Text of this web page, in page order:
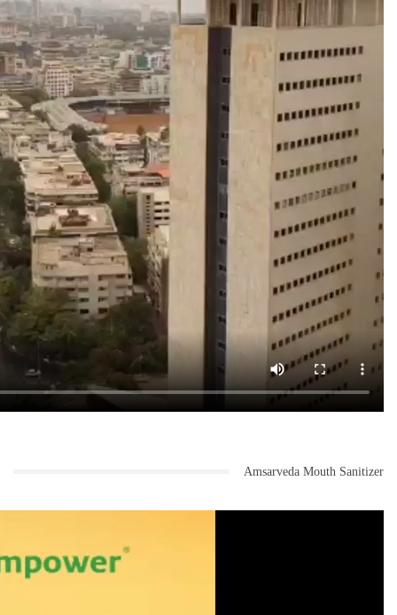
Amsarveda Mouth Sanitizer